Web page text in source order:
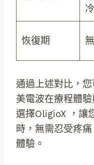
恢復期
通過上述對比，
美電波在療程體
選擇OligioX ，讓
時，無需忍受疼
體驗。